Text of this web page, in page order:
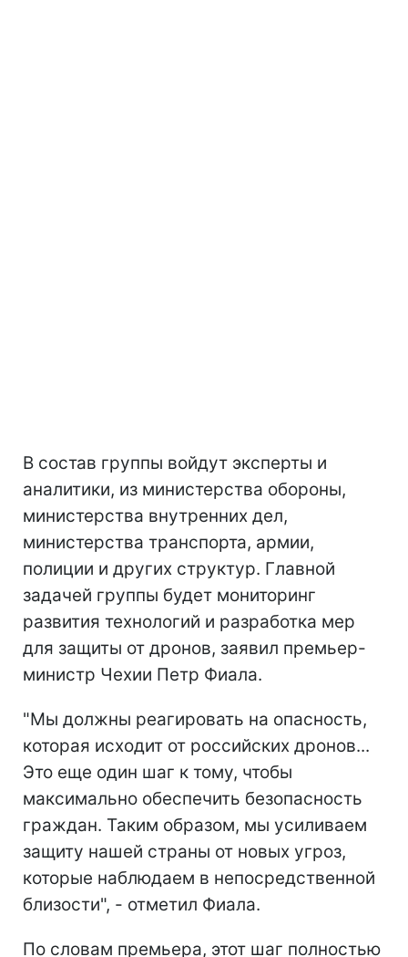
В состав группы войдут эксперты и
аналитики, из министерства обороны,
министерства внутренних дел,
министерства транспорта, армии,
полиции и других структур. Главной
задачей группы будет мониторинг
развития технологий и разработка мер
для защиты от дронов, заявил премьер-
министр Чехии Петр Фиала.
"Мы должны реагировать на опасность,
которая исходит от российских дронов...
Это еще один шаг к тому, чтобы
максимально обеспечить безопасность
граждан. Таким образом, мы усиливаем
защиту нашей страны от новых угроз,
которые наблюдаем в непосредственной
близости", - отметил Фиала.
По словам премьера, этот шаг полностью